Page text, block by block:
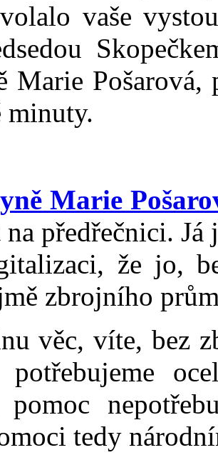
vaše
Marie
minuty.
Marie
na předřečnici.
že jo,
zbrojního
věc, víte, bez
pomoc
tedy